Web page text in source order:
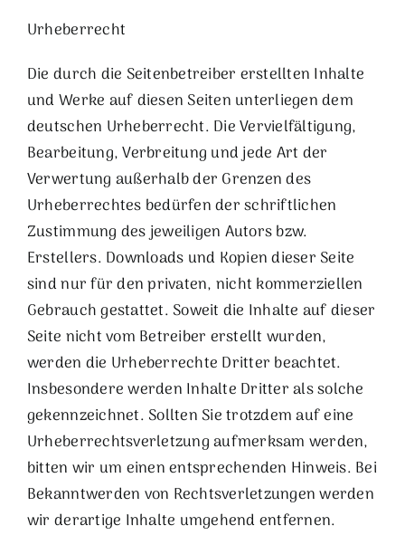
Urheberrecht
Die durch die Seitenbetreiber erstellten Inhalte
und Werke auf diesen Seiten unterliegen dem
deutschen Urheberrecht. Die Vervielfältigung,
Bearbeitung, Verbreitung und jede Art der
Verwertung außerhalb der Grenzen des
Urheberrechtes bedürfen der schriftlichen
Zustimmung des jeweiligen Autors bzw.
Erstellers. Downloads und Kopien dieser Seite
sind nur für den privaten, nicht kommerziellen
Gebrauch gestattet. Soweit die Inhalte auf dieser
Seite nicht vom Betreiber erstellt wurden,
werden die Urheberrechte Dritter beachtet.
Insbesondere werden Inhalte Dritter als solche
gekennzeichnet. Sollten Sie trotzdem auf eine
Urheberrechtsverletzung aufmerksam werden,
bitten wir um einen entsprechenden Hinweis. Bei
Bekanntwerden von Rechtsverletzungen werden
wir derartige Inhalte umgehend entfernen.